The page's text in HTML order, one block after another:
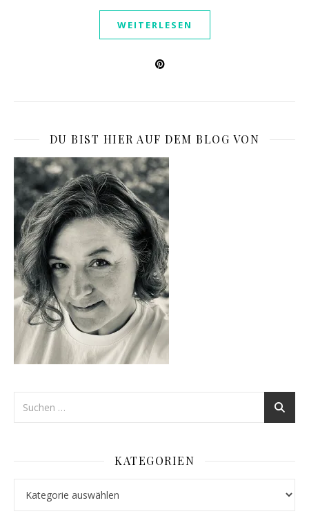
WEITERLESEN
DU BIST HIER AUF DEM BLOG VON
KATEGORIEN